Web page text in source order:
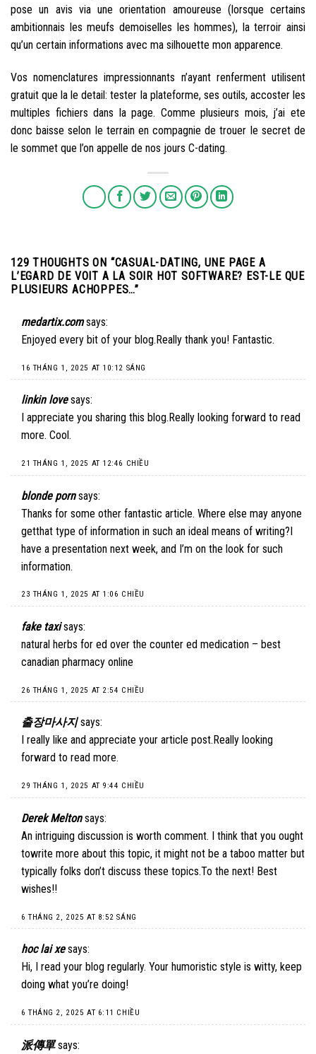
pose un avis via une orientation amoureuse (lorsque certains
ambitionnais les meufs demoiselles les hommes), la terroir ainsi
qu’un certain informations avec ma silhouette mon apparence.
Vos nomenclatures impressionnants n’ayant renferment utilisent
gratuit que la le detail: tester la plateforme, ses outils, accoster les
multiples fichiers dans la page. Comme plusieurs mois, j’ai ete
donc baisse selon le terrain en compagnie de trouer le secret de
le sommet que l’on appelle de nos jours C-dating.
129 THOUGHTS ON “CASUAL-DATING, UNE PAGE A
L’EGARD DE VOIT A LA SOIR HOT SOFTWARE? EST-LE QUE
PLUSIEURS ACHOPPES…”
medartix.com says:
Enjoyed every bit of your blog.Really thank you! Fantastic.
16 THÁNG 1, 2025 AT 10:12 SÁNG
linkin love says:
I appreciate you sharing this blog.Really looking forward to read
more. Cool.
21 THÁNG 1, 2025 AT 12:46 CHIỀU
blonde porn says:
Thanks for some other fantastic article. Where else may anyone
getthat type of information in such an ideal means of writing?I
have a presentation next week, and I’m on the look for such
information.
23 THÁNG 1, 2025 AT 1:06 CHIỀU
fake taxi says:
natural herbs for ed over the counter ed medication – best
canadian pharmacy online
26 THÁNG 1, 2025 AT 2:54 CHIỀU
출장마사지 says:
I really like and appreciate your article post.Really looking
forward to read more.
29 THÁNG 1, 2025 AT 9:44 CHIỀU
Derek Melton says:
An intriguing discussion is worth comment. I think that you ought
towrite more about this topic, it might not be a taboo matter but
typically folks don’t discuss these topics.To the next! Best
wishes!!
6 THÁNG 2, 2025 AT 8:52 SÁNG
hoc lai xe says:
Hi, I read your blog regularly. Your humoristic style is witty, keep
doing what you’re doing!
6 THÁNG 2, 2025 AT 6:11 CHIỀU
派傳單 says: